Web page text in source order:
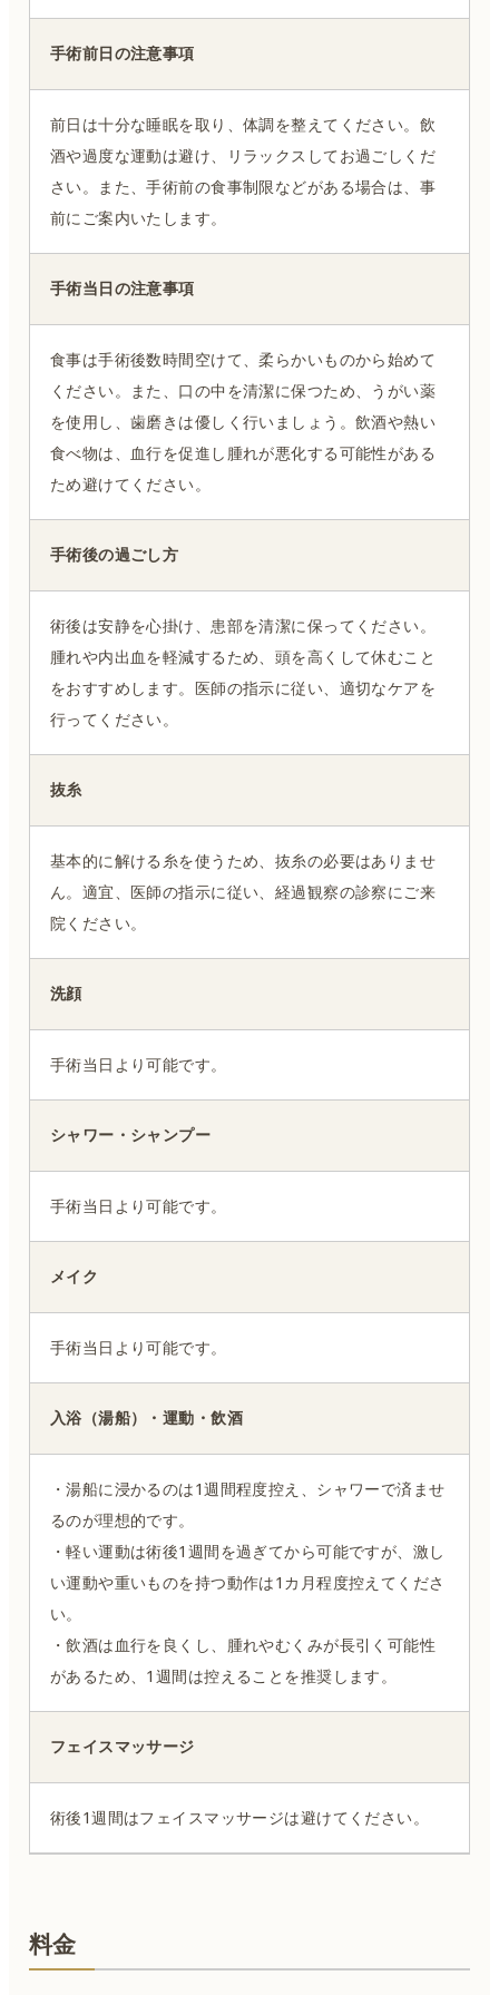
手術前日の注意事項
前日は十分な睡眠を取り、体調を整えてください。飲
酒や過度な運動は避け、リラックスしてお過ごしくだ
さい。また、手術前の食事制限などがある場合は、事
前にご案内いたします。
手術当日の注意事項
食事は手術後数時間空けて、柔らかいものから始めて
ください。また、口の中を清潔に保つため、うがい薬
を使用し、歯磨きは優しく行いましょう。飲酒や熱い
食べ物は、血行を促進し腫れが悪化する可能性がある
ため避けてください。
手術後の過ごし方
術後は安静を心掛け、患部を清潔に保ってください。
腫れや内出血を軽減するため、頭を高くして休むこと
をおすすめします。医師の指示に従い、適切なケアを
行ってください。
抜糸
基本的に解ける糸を使うため、抜糸の必要はありませ
ん。適宜、医師の指示に従い、経過観察の診察にご来
院ください。
洗顔
手術当日より可能です。
シャワー・シャンプー
手術当日より可能です。
メイク
手術当日より可能です。
入浴（湯船）・運動・飲酒
・湯船に浸かるのは1週間程度控え、シャワーで済ませ
るのが理想的です。
・軽い運動は術後1週間を過ぎてから可能ですが、激し
い運動や重いものを持つ動作は1カ月程度控えてくださ
い。
・飲酒は血行を良くし、腫れやむくみが長引く可能性
があるため、1週間は控えることを推奨します。
フェイスマッサージ
術後1週間はフェイスマッサージは避けてください。
料金